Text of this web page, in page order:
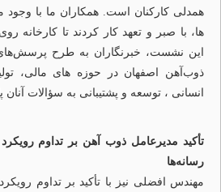
همدلی کارکنان است. همکاران ما با
‌ها، با صبر و تعهد کار کردند تا کارخانه
این نشست، خبرنگاران به طرح پرسش‌های
ذوب‌آهن اصفهان در حوزه‌ های مالی،
انسانی ، توسعه و پشتیبانی به سؤالات آنان
تأکید مدیرعامل ذوب آهن بر تداوم
رسانه‌ها
مهندس افضلی نیز با تأکید بر تداوم